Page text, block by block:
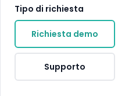
Tipo di richiesta
Richiesta demo
Supporto